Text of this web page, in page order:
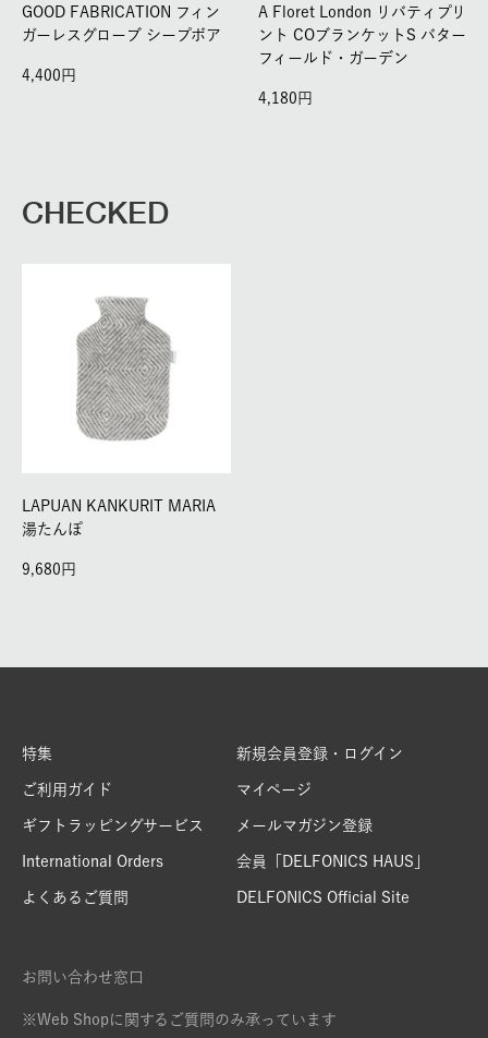
GOOD FABRICATION フィン
ガーレスグローブ シープボア
4,400
A Floret London リバティプリ
ント COブランケットS バター
フィールド・ガーデン
4,180
CHECKED
LAPUAN KANKURIT MARIA
湯たんぽ
9,680
特集
ご利用ガイド
ギフトラッピングサービス
International Orders
よくあるご質問
新規会員登録・ログイン
マイページ
メールマガジン登録
会員「DELFONICS HAUS」
DELFONICS Official Site
お問い合わせ窓口
※Web Shopに関するご質問のみ承っています